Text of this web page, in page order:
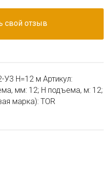
свой отзыв
У3 Н=12 м Артикул:
мм: 12; Н подъема, м: 12;
марка): TOR